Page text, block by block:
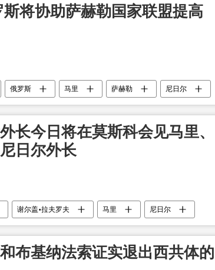
将协助萨赫勒国家联盟提高
俄罗斯 马里 萨赫勒 尼日尔
长今日将在莫斯科会见马里、
日尔外长
谢尔盖•拉夫罗夫 马里 尼日尔
布基纳法索证实退出西共体的